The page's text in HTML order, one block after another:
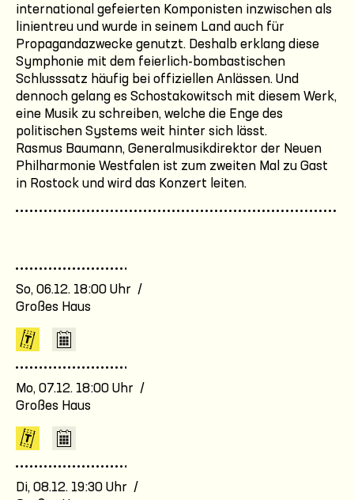
international gefeierten Komponisten inzwischen als
linientreu und wurde in seinem Land auch für
Propagandazwecke genutzt. Deshalb erklang diese
Symphonie mit dem feierlich-bombastischen
Schlusssatz häufig bei offiziellen Anlässen. Und
dennoch gelang es Schostakowitsch mit diesem Werk,
eine Musik zu schreiben, welche die Enge des
politischen Systems weit hinter sich lässt.
Rasmus Baumann, Generalmusikdirektor der Neuen
Philharmonie Westfalen ist zum zweiten Mal zu Gast
in Rostock und wird das Konzert leiten.
So, 06.12. 18:00 Uhr /
Großes Haus
Mo, 07.12. 18:00 Uhr /
Großes Haus
Di, 08.12. 19:30 Uhr /